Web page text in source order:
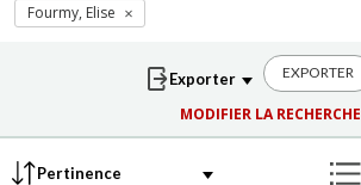
Fourmy, Elise
EXPORTER
MODIFIER LA RECHERCHE